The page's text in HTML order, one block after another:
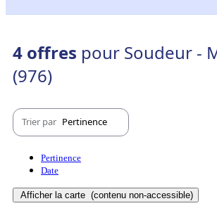
4 offres pour Soudeur -
(976)
Trier par Pertinence
Pertinence
Date
Afficher la carte (contenu non-accessible)